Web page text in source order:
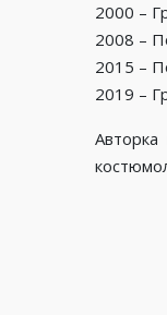
2000 –
2008 –
2015 –
2019 –
Авторка